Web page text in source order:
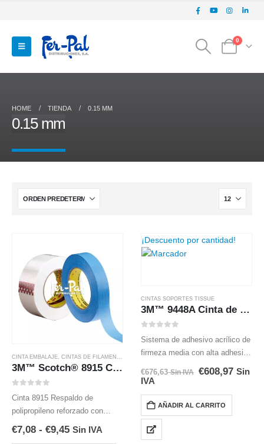
0
HOME TIENDA 0.15 MM
0.15 mm
CINTA EMBALAJE CINTAS DE FILAMENTOS
3M™ Scotch® 8915 Cinta de filamentos retirada sin residuo
Cinta 8915 Respaldo de
polipropileno reforzado con
piezas del aparato durante la
€7,08 - €9,45 Sin IVA
¡Descuento por cantidad!
CINTAS SOPORTES TISSUE
3M™ 9448A Cinta de doble cara de tisú
Sistema de adhesivo acrílico de
firmeza media con alta adhesión
altas temperaturas. Uniones de
espuma; laminados y uniones
de…
€676,63 Sin IVA €608,97 Sin
IVA
AÑADIR AL CARRITO